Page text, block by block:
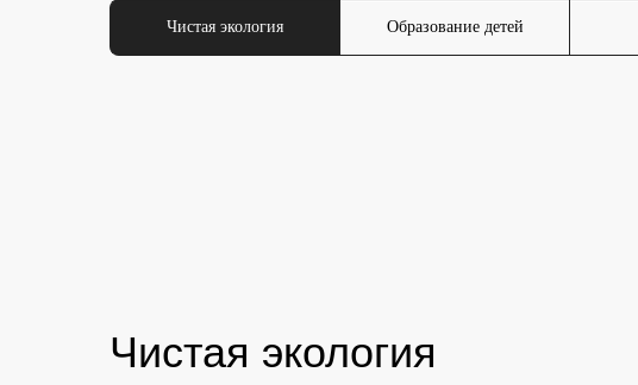
Чистая экология Образование детей
Чистая экология